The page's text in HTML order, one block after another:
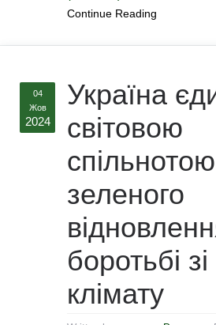
Continue Reading
04
Жов
2024
Україна
світовою
зеленого
боротьбі
клімату